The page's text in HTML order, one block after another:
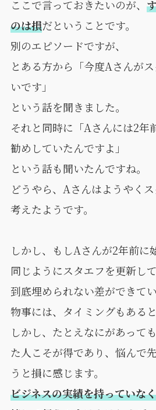
ここで言っておきたいのが、
のは損だということです。
別のエピソードですが、
とある方から「今度Aさんが
いです」
という話を聞きました。
それと同時に「Aさんには2年
勧めしていたんですよ」
という話も聞いたんですね。
どうやら、Aさんはようやく
考えたようです。
しかし、もしAさんが2年前
同じようにスタエフを更新し
到底埋められない差ができて
物事には、タイミングもあると
しかし、たとえなにがあって
た人こそが得であり、悩んで
うと損に感じます。
ビジネスの実績を持っていな